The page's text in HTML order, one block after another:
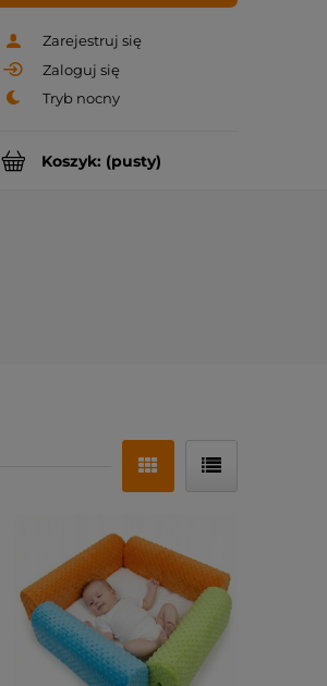
Zarejestruj się
Zaloguj się
Koszyk: (pusty)